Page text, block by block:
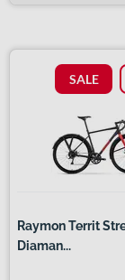
SALE
Raymon Territ
Diaman...